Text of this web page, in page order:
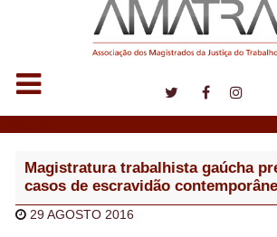
Magistratura trabalhista gaúcha
casos de escravidão
29 AGOSTO 2016